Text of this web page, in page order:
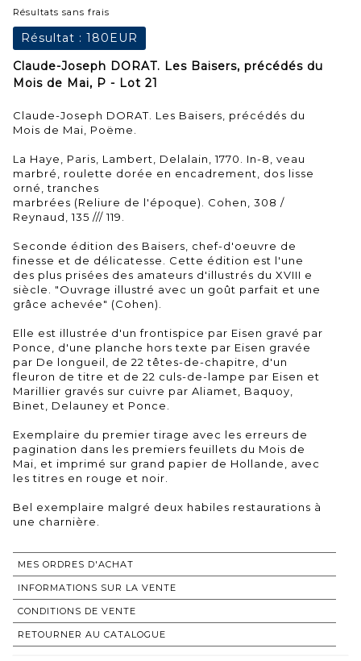
Résultats sans frais
Résultat : 180EUR
Claude-Joseph DORAT. Les Baisers, précédés du
Mois de Mai, P - Lot 21
Claude-Joseph DORAT. Les Baisers, précédés du
Mois de Mai, Poëme.
La Haye, Paris, Lambert, Delalain, 1770. In-8, veau
marbré, roulette dorée en encadrement, dos lisse
orné, tranches
marbrées (Reliure de l'époque). Cohen, 308 /
Reynaud, 135 /// 119.
Seconde édition des Baisers, chef-d'oeuvre de
finesse et de délicatesse. Cette édition est l'une
des plus prisées des amateurs d'illustrés du XVIII e
siècle. "Ouvrage illustré avec un goût parfait et une
grâce achevée" (Cohen).
Elle est illustrée d'un frontispice par Eisen gravé par
Ponce, d'une planche hors texte par Eisen gravée
par De longueil, de 22 têtes-de-chapitre, d'un
fleuron de titre et de 22 culs-de-lampe par Eisen et
Marillier gravés sur cuivre par Aliamet, Baquoy,
Binet, Delauney et Ponce.
Exemplaire du premier tirage avec les erreurs de
pagination dans les premiers feuillets du Mois de
Mai, et imprimé sur grand papier de Hollande, avec
les titres en rouge et noir.
Bel exemplaire malgré deux habiles restaurations à
une charnière.
MES ORDRES D'ACHAT
INFORMATIONS SUR LA VENTE
CONDITIONS DE VENTE
RETOURNER AU CATALOGUE